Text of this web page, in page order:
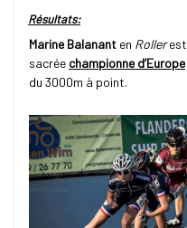
Résultats:
Marine Balanant en Rollerest
sacrée championne d’Europe
du 3000m à point.